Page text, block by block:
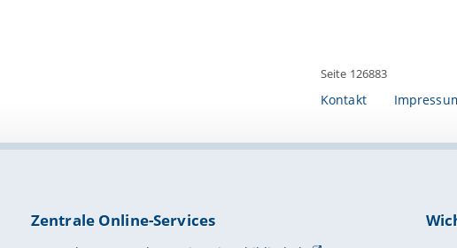
Seite 126883
Kontakt
Zentrale Online-Services